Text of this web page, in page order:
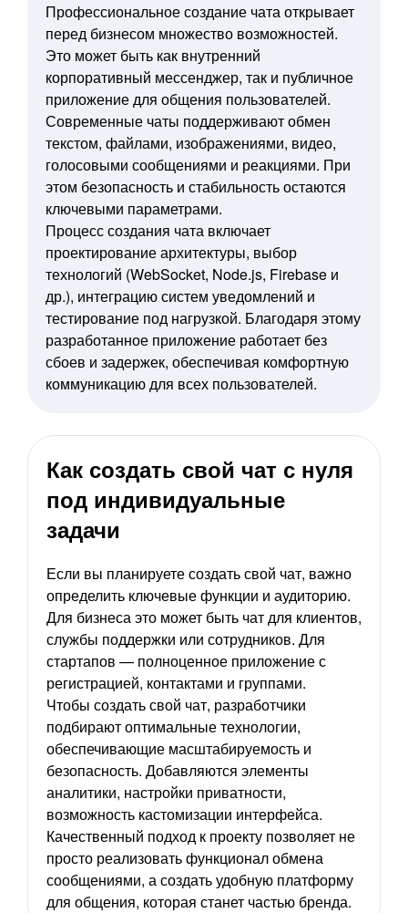
Профессиональное создание чата открывает
перед бизнесом множество возможностей.
Это может быть как внутренний
корпоративный мессенджер, так и публичное
приложение для общения пользователей.
Современные чаты поддерживают обмен
текстом, файлами, изображениями, видео,
голосовыми сообщениями и реакциями. При
этом безопасность и стабильность остаются
ключевыми параметрами.
Процесс создания чата включает
проектирование архитектуры, выбор
технологий (WebSocket, Node.js, Firebase и
др.), интеграцию систем уведомлений и
тестирование под нагрузкой. Благодаря этому
разработанное приложение работает без
сбоев и задержек, обеспечивая комфортную
коммуникацию для всех пользователей.
Как создать свой чат с нуля
под индивидуальные
задачи
Если вы планируете создать свой чат, важно
определить ключевые функции и аудиторию.
Для бизнеса это может быть чат для клиентов,
службы поддержки или сотрудников. Для
стартапов — полноценное приложение с
регистрацией, контактами и группами.
Чтобы создать свой чат, разработчики
подбирают оптимальные технологии,
обеспечивающие масштабируемость и
безопасность. Добавляются элементы
аналитики, настройки приватности,
возможность кастомизации интерфейса.
Качественный подход к проекту позволяет не
просто реализовать функционал обмена
сообщениями, а создать удобную платформу
для общения, которая станет частью бренда.